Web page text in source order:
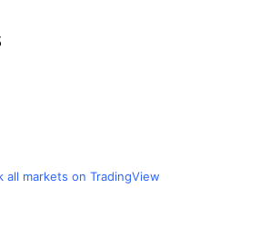
all markets on TradingView